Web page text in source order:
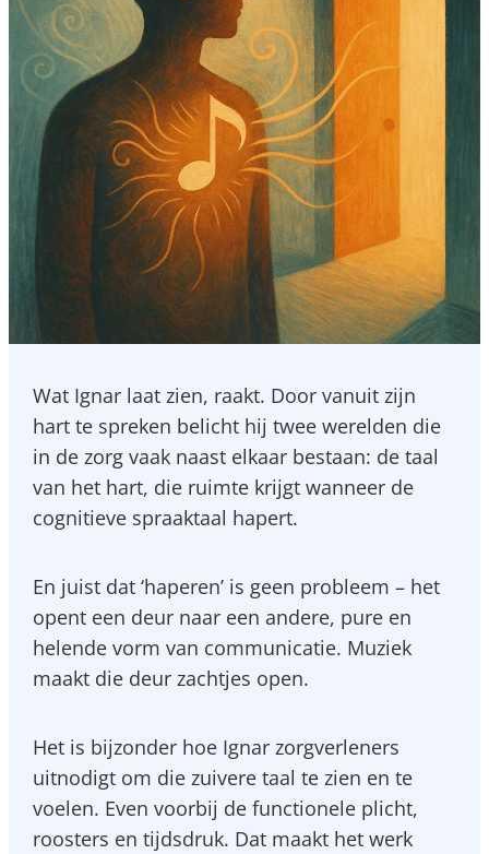
Wat Ignar laat zien, raakt. Door vanuit zijn
hart te spreken belicht hij twee werelden die
in de zorg vaak naast elkaar bestaan: de taal
van het hart, die ruimte krijgt wanneer de
cognitieve spraaktaal hapert.
En juist dat ‘haperen’ is geen probleem – het
opent een deur naar een andere, pure en
helende vorm van communicatie. Muziek
maakt die deur zachtjes open.
Het is bijzonder hoe Ignar zorgverleners
uitnodigt om die zuivere taal te zien en te
voelen. Even voorbij de functionele plicht,
roosters en tijdsdruk. Dat maakt het werk